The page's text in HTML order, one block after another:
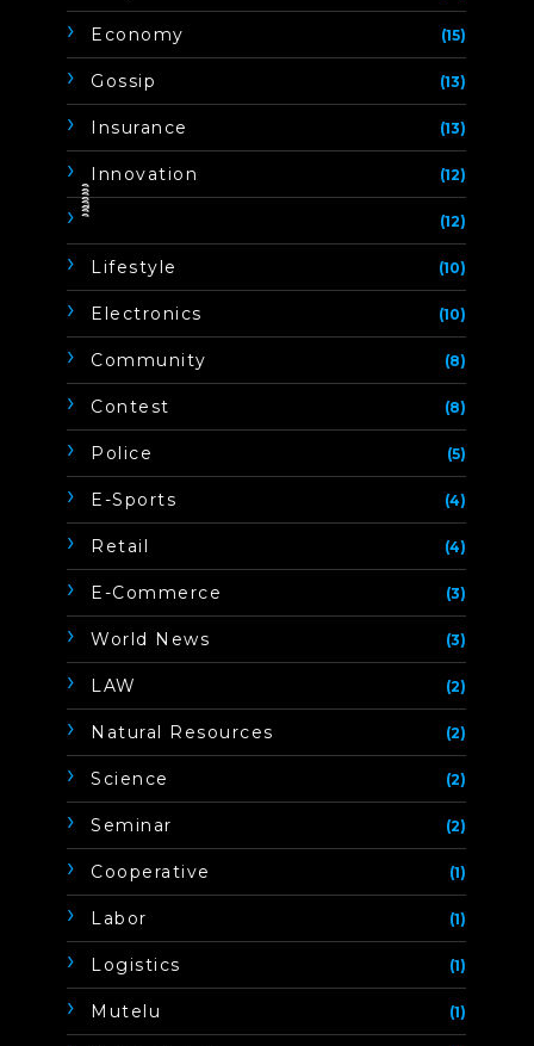
Economy (15)
Gossip (13)
Insurance (13)
Innovation (12)
(12)
Lifestyle (10)
Electronics (10)
Community (8)
Contest (8)
Police (5)
E-Sports (4)
Retail (4)
E-Commerce (3)
World News (3)
LAW (2)
Natural Resources (2)
Science (2)
Seminar (2)
Cooperative (1)
Labor (1)
Logistics (1)
Mutelu (1)